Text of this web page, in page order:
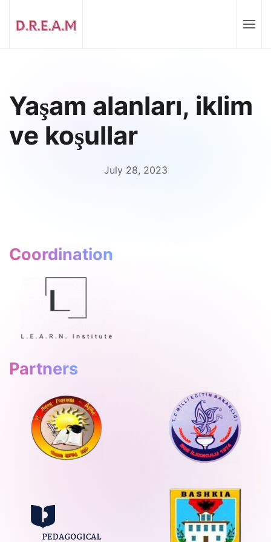
Yaşam alanları, iklim
ve koşullar
July 28, 2023
Coordination
Partners